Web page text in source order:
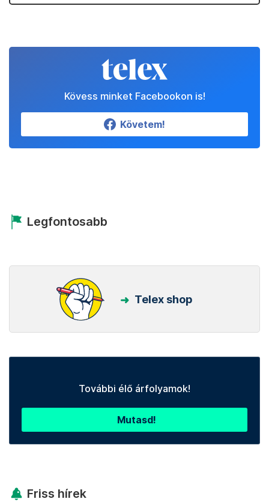
Kövess minket Facebookon is!
Követem!
Legfontosabb
Telex shop
További élő árfolyamok!
Mutasd!
Friss hírek